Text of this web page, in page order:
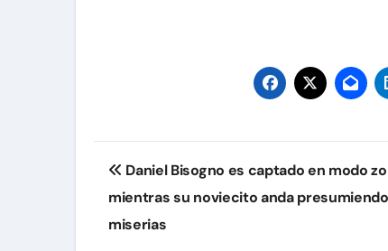
Navegación
de
entradas
Daniel Bisogno es captado en modo
mientras su noviecito anda
miserias